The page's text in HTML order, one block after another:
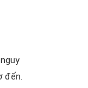
đến.